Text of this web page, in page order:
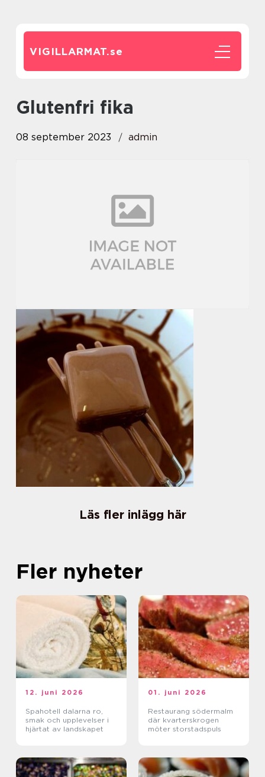
VIGILLARMAT.se
glutenfri fika
08 september 2023 admin
Läs fler inlägg här
Fler nyheter
12. juni 2026
Spahotell dalarna ro,
smak och upplevelser i
hjärtat av landskapet
01. juni 2026
Restaurang södermalm
där kvarterskrogen
möter storstadspuls